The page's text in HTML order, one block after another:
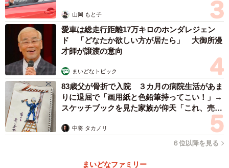
山岡 もと子
愛車は総走行距離17万キロのホンダレジェン
ド 「どなたか欲しい方が居たら」 大御所漫
才師が譲渡の意向
まいどなトピック
83歳父が骨折で入院 ３カ月の病院生活があま
りに退屈で「画用紙と色鉛筆持ってこい！」→
スケッチブックを見た家族が仰天「これ、売れ
中将 タカノリ
６位以降を見る
まいどなファミリー